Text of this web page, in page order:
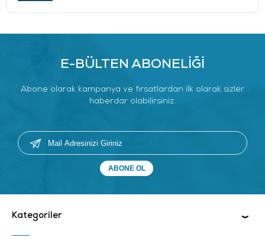
E-BÜLTEN ABONELİĞİ
Abone olarak kampanya ve fırsatlardan ilk olarak sizler
haberdar olabilirsiniz.
Kategoriler